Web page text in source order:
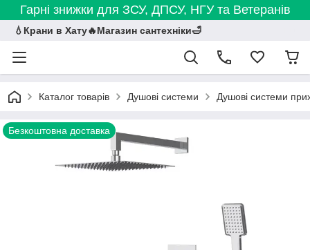
Гарні знижки для ЗСУ, ДПСУ, НГУ та Ветеранів
💧Крани в Хату🔥Магазин сантехніки🛁
Каталог товарів Душові системи Душові системи
Безкоштовна доставка